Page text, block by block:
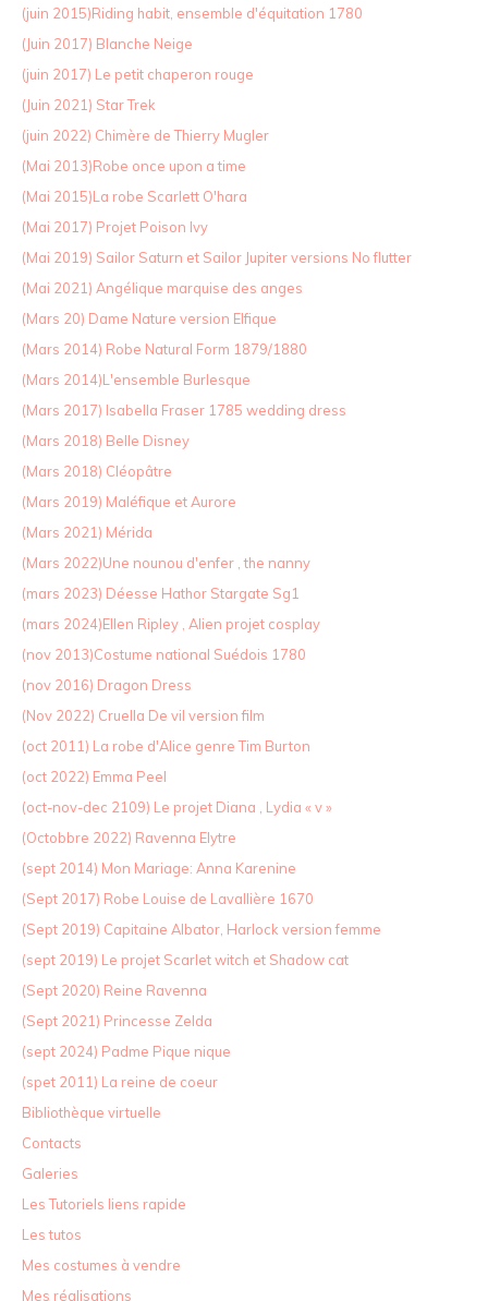
(juin 2015)Riding habit, ensemble d'équitation 1780
(Juin 2017) Blanche Neige
(juin 2017) Le petit chaperon rouge
(Juin 2021) Star Trek
(juin 2022) Chimère de Thierry Mugler
(Mai 2013)Robe once upon a time
(Mai 2015)La robe Scarlett O'hara
(Mai 2017) Projet Poison Ivy
(Mai 2019) Sailor Saturn et Sailor Jupiter versions No flutter
(Mai 2021) Angélique marquise des anges
(Mars 20) Dame Nature version Elfique
(Mars 2014) Robe Natural Form 1879/1880
(Mars 2014)L'ensemble Burlesque
(Mars 2017) Isabella Fraser 1785 wedding dress
(Mars 2018) Belle Disney
(Mars 2018) Cléopâtre
(Mars 2019) Maléfique et Aurore
(Mars 2021) Mérida
(Mars 2022)Une nounou d'enfer , the nanny
(mars 2023) Déesse Hathor Stargate Sg1
(mars 2024)Ellen Ripley , Alien projet cosplay
(nov 2013)Costume national Suédois 1780
(nov 2016) Dragon Dress
(Nov 2022) Cruella De vil version film
(oct 2011) La robe d'Alice genre Tim Burton
(oct 2022) Emma Peel
(oct-nov-dec 2109) Le projet Diana , Lydia « v »
(Octobbre 2022) Ravenna Elytre
(sept 2014) Mon Mariage: Anna Karenine
(Sept 2017) Robe Louise de Lavallière 1670
(Sept 2019) Capitaine Albator, Harlock version femme
(sept 2019) Le projet Scarlet witch et Shadow cat
(Sept 2020) Reine Ravenna
(Sept 2021) Princesse Zelda
(sept 2024) Padme Pique nique
(spet 2011) La reine de coeur
Bibliothèque virtuelle
Contacts
Galeries
Les Tutoriels liens rapide
Les tutos
Mes costumes à vendre
Mes réalisations